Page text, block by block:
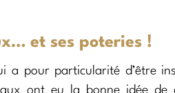
et ses poteries !
a pour particularité d’être
ont eu la bonne idée de